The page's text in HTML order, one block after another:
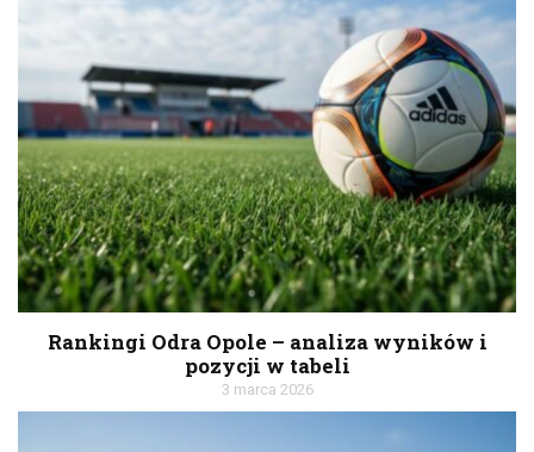
Rankingi Odra Opole – analiza wyników i
pozycji w tabeli
3 marca 2026